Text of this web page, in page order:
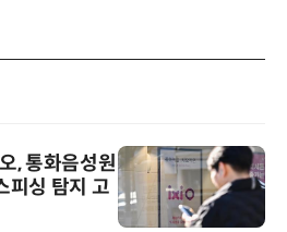
, 통화음성원
피싱 탐지 고